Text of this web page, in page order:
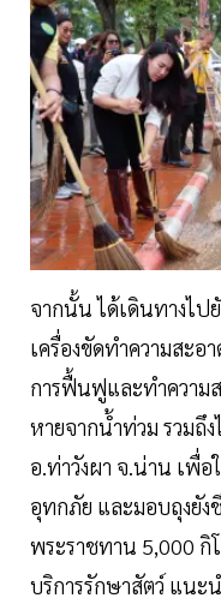
จากนั้น ได้เดินทางไป
เครื่องขัดทำความสะ
การฟื้นฟูและทำความส
หายจากน้ำท่วม รวมถึ
อ.ท่าวังผา จ.น่าน เพื่
อุทกภัย และมอบถุงยั
พระราชทาน 5,000 กิ
บริการรักษาสัตว์ แนะ